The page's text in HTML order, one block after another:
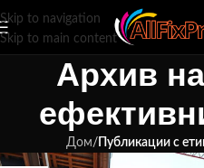
Skip to navigation
Skip to main content
Архив
Дом/ Публикации с